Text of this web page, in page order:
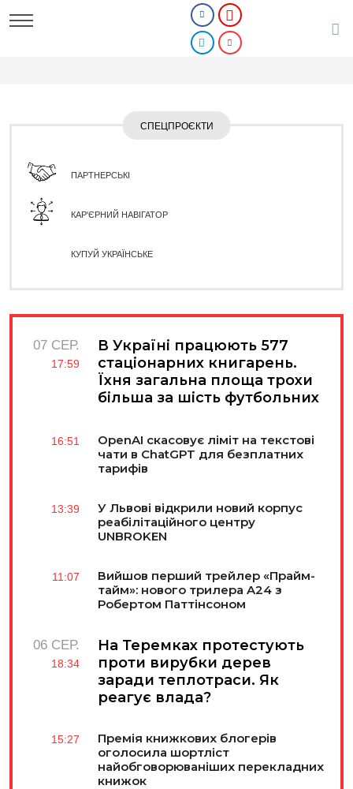
СПЕЦПРОЄКТИ
ПАРТНЕРСЬКІ
КАР'ЄРНИЙ НАВІГАТОР
КУПУЙ УКРАЇНСЬКЕ
07 СЕР.
17:59
В Україні працюють 577
стаціонарних книгарень.
Їхня загальна площа трохи
більша за шість футбольних
16:51
OpenAI скасовує ліміт на текстові
чати в ChatGPT для безплатних
тарифів
13:39
У Львові відкрили новий корпус
реабілітаційного центру
UNBROKEN
11:07
Вийшов перший трейлер «Прайм-
тайм»: нового трилера A24 з
Робертом Паттінсоном
06 СЕР.
18:34
На Теремках протестують
проти вирубки дерев
заради теплотраси. Як
реагує влада?
15:27
Премія книжкових блогерів
оголосила шортліст
найобговорюваніших перекладних
книжок